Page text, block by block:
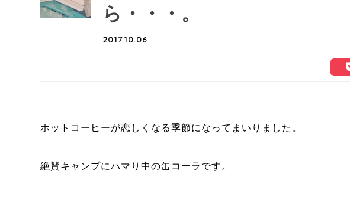
ら・・・。
2017.10.06
ホットコーヒーが恋しくなる季節になってまいりました。
絶賛キャンプにハマり中の缶コーラです。